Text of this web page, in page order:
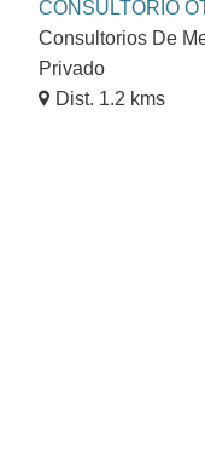
CONSULTORIO
Consultorios De
Privado
Dist. 1.2 kms